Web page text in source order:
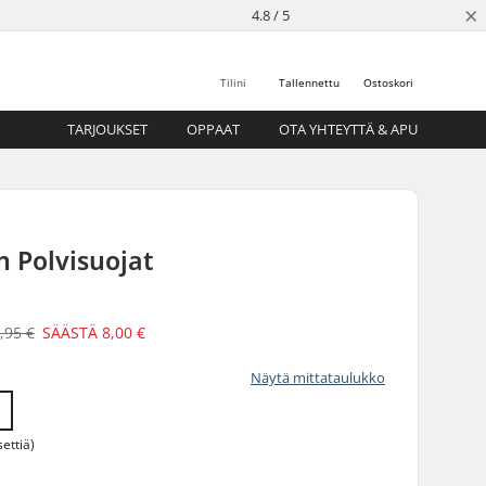
4.8 / 5 ×
Ostoskori
Tallennettu
Tilini
TARJOUKSET OPPAAT OTA YHTEYTTÄ & APU
Polvisuojat
€ SÄÄSTÄ8,00 €
Näytä mittataulukko